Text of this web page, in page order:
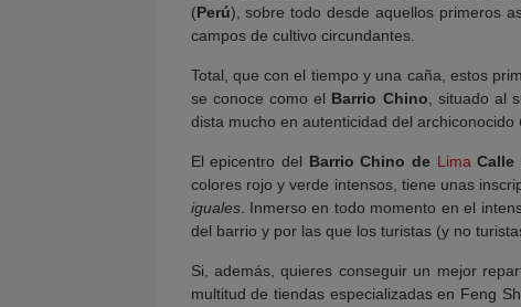
(Perú), sobre todo desde aquellos primeros
campos de cultivo circundantes.
Total, que con el tiempo y una caña, estos
se conoce como el Barrio Chino, situado al
dista mucho en autenticidad del archiconocido
El epicentro del Barrio Chino de LimaCalle
colores rojo y verde intensos, tiene unas
iguales. Inmerso en todo momento en el
del barrio y por las que los turistas (y no
Si, además, quieres conseguir un mejor
multitud de tiendas especializadas en Feng